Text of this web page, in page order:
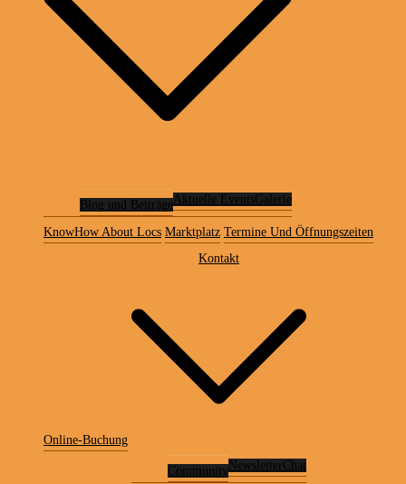
Blog und Beiträge Aktuelle EventsGalerie
KnowHow About Locs Marktplatz Termine Und Öffnungszeiten
Online-Buchung
Kontakt
Community Newsletter Chat